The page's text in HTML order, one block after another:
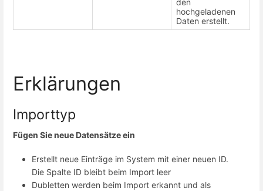
den
hochgeladenen
Daten erstellt.
Erklärungen
Importtyp
Fügen Sie neue Datensätze ein
Erstellt neue Einträge im System mit einer neuen ID.
Die Spalte ID bleibt beim Import leer
Dubletten werden beim Import erkannt und als